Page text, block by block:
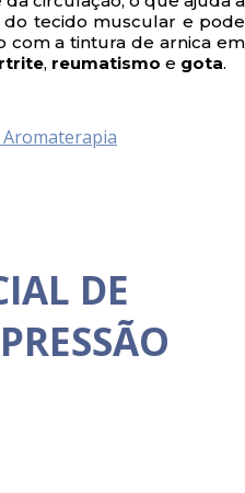
tecido muscular e pode
a tintura de arnica em
, reumatismo e gota.
DE